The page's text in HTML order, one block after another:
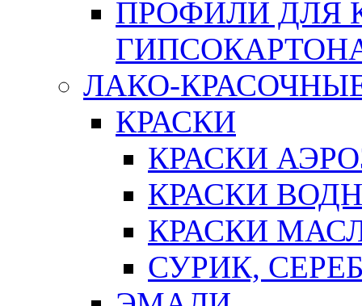
ПРОФИЛИ ДЛЯ
ЛАКО-
КРАСКИ
КРАСКИ
КРАСКИ
КРАСКИ
СУРИК,